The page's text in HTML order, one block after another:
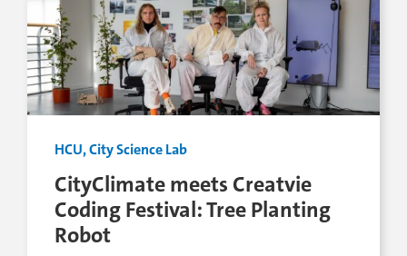
HCU, City Science Lab
CityClimate meets Creatvie
Coding Festival: Tree Planting
Robot